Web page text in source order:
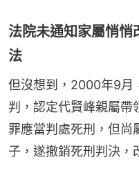
法院未通知家屬悄
法
但沒想到，2000年9月
判，認定代賢峰親屬帶
罪應當判處死刑，但尚
子，遂撤銷死刑判決，